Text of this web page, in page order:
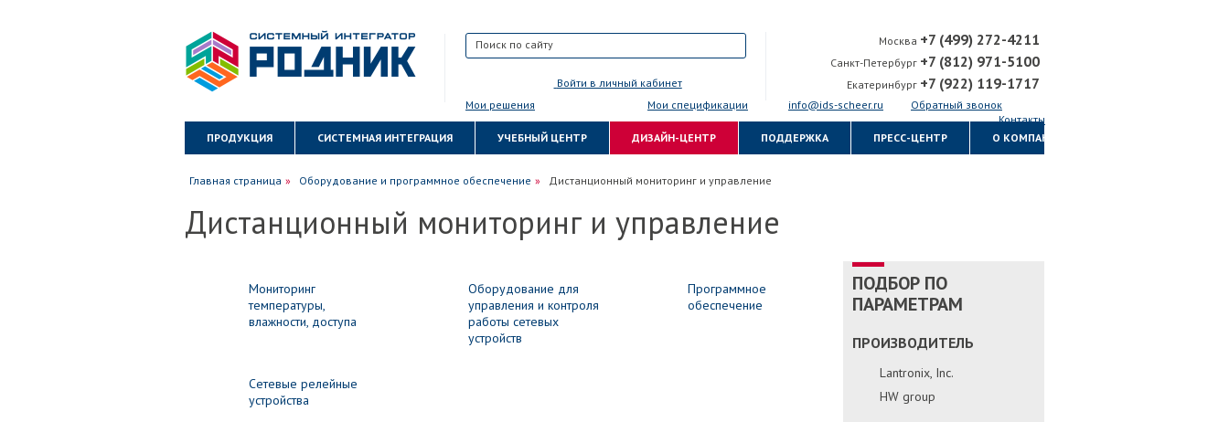
Войти в личный кабинет
Мои решения
Мои спецификации
Москва +7 (499) 272-4211
Санкт-Петербург +7 (812) 971-5100
Екатеринбург +7 (922) 119-1717
info@ids-scheer.ru
Обратный звонок
Контакты
ПРОДУКЦИЯ
СИСТЕМНАЯ ИНТЕГРАЦИЯ УЧЕБНЫЙ ЦЕНТР ДИЗАЙН-ЦЕНТР ПОДДЕРЖКА ПРЕСС-ЦЕНТР О КОМПАНИИ
Главная страница Оборудование и программное обеспечение Дистанционный мониторинг и управление
Дистанционный мониторинг и управление
Мониторинг
температуры,
влажности, доступа
Оборудование для
управления и контроля
работы сетевых
устройств
Программное
обеспечение
Сетевые релейные
устройства
ПОДБОР ПО
ПАРАМЕТРАМ
ПРОИЗВОДИТЕЛЬ
Lantronix, Inc.
HW group